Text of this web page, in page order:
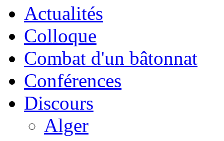
Actualités
Colloque
Combat d'un bâtonnat
Conférences
Discours
Alger